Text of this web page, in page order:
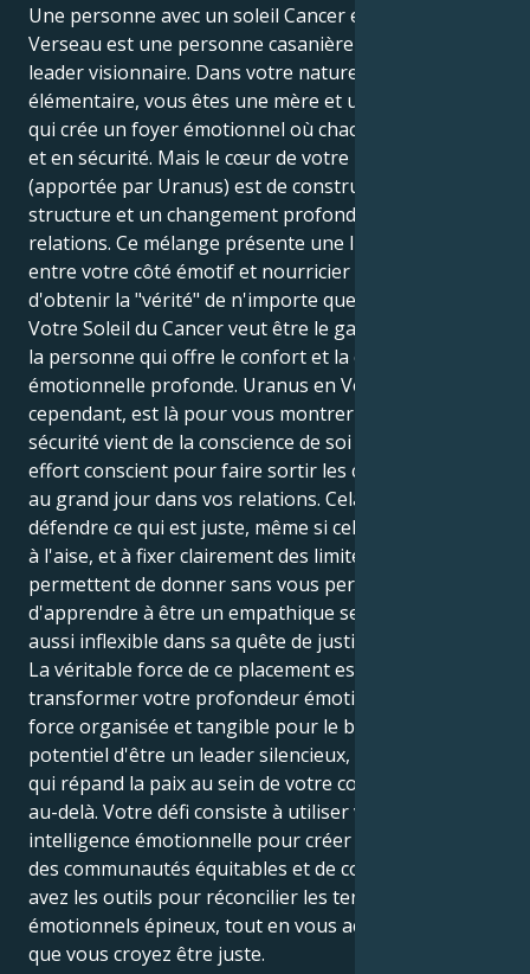
Une personne avec un soleil Cancer et un Uranus en
Verseau est une personne casanière qui doit être un
leader visionnaire. Dans votre nature la plus
élémentaire, vous êtes une mère et une protectrice
qui crée un foyer émotionnel où chacun se sent aimé
et en sécurité. Mais le cœur de votre leçon de vie
(apportée par Uranus) est de construire l'équilibre, la
structure et un changement profond dans les
relations. Ce mélange présente une lutte intrigante
entre votre côté émotif et nourricier et le fort désir
d'obtenir la "vérité" de n'importe quel sujet.
Votre Soleil du Cancer veut être le gardien tranquille,
la personne qui offre le confort et la connexion
émotionnelle profonde. Uranus en Verseau,
cependant, est là pour vous montrer que la vraie
sécurité vient de la conscience de soi qui découle d'un
effort conscient pour faire sortir les choses cachées
au grand jour dans vos relations. Cela vous oblige à
défendre ce qui est juste, même si cela vous met mal
à l'aise, et à fixer clairement des limites qui vous
permettent de donner sans vous perdre. Il s'agit
d'apprendre à être un empathique sensible qui est
aussi inflexible dans sa quête de justice.
La véritable force de ce placement est de
transformer votre profondeur émotionnelle en une
force organisée et tangible pour le bien. Vous avez le
potentiel d'être un leader silencieux, une voix forte
qui répand la paix au sein de votre communauté et
au-delà. Votre défi consiste à utiliser votre grande
intelligence émotionnelle pour créer des relations et
des communautés équitables et de confiance. Vous
avez les outils pour réconcilier les territoires
émotionnels épineux, tout en vous accrochant à ce
que vous croyez être juste.